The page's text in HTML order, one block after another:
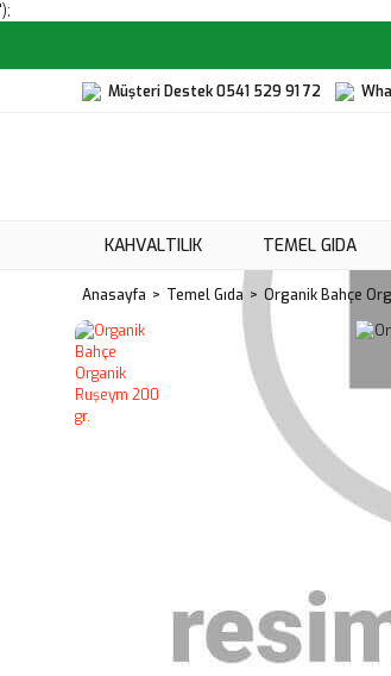
');
Müşteri Destek 0541 529 91 72
KAHVALTILIK TEMEL GIDA
Anasayfa Temel Gıda Organik Bahçe